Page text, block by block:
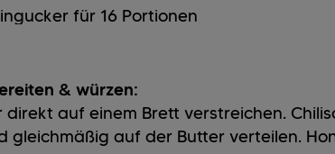
für 16 Portionen
& würzen:
direkt auf einem Brett verstreichen.
gleichmäßig auf der Butter verteilen.